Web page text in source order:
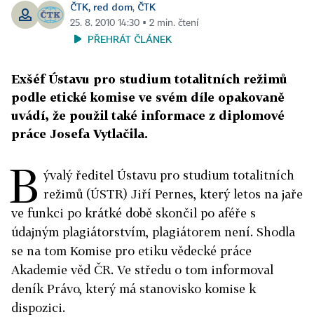
ČTK, red dom, ČTK
25. 8. 2010 14:30 ▪ 2 min. čtení
PŘEHRÁT ČLÁNEK
Exšéf Ústavu pro studium totalitních režimů
podle etické komise ve svém díle opakovaně
uvádí, že použil také informace z diplomové
práce Josefa Vytlačila.
B ývalý ředitel Ústavu pro studium totalitních
režimů (ÚSTR) Jiří Pernes, který letos na jaře
ve funkci po krátké době skončil po aféře s
údajným plagiátorstvím, plagiátorem není. Shodla
se na tom Komise pro etiku vědecké práce
Akademie věd ČR. Ve středu o tom informoval
deník Právo, který má stanovisko komise k
dispozici.